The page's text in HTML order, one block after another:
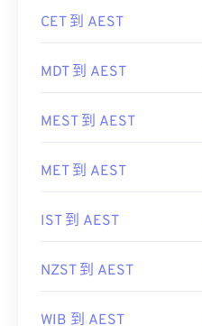
CET 到 AEST
MDT 到 AEST
MEST 到 AEST
MET 到 AEST
IST 到 AEST
NZST 到 AEST
WIB 到 AEST